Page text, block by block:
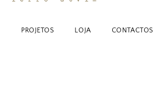
PROJETOS LOJA CONTACTOS